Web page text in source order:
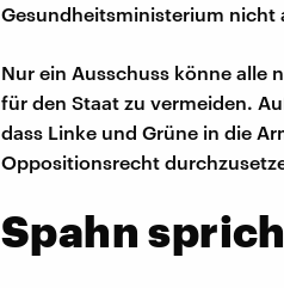
Gesundheitsministerium nicht
Nur ein Ausschuss könne
für den Staat zu vermeiden.
dass Linke und Grüne in die
Oppositionsrecht
Spahn